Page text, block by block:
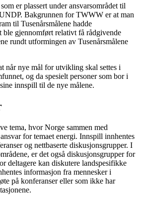
er plassert under ansvarsområdet til
Bakgrunnen for TWWW er at man
til Tusenårsmålene hadde
ble gjennomført relativt få rådgivende
rundt utformingen av Tusenårsmålene
når nye mål for utvikling skal settes i
og da spesielt personer som bor i
innspill til de nye målene.
tema, hvor Norge sammen med
for temaet energi. Innspill innhentes
og nettbaserte diskusjonsgrupper. I
er det også diskusjonsgrupper for
deltagere kan diskutere landspesifikke
informasjon fra mennesker i
på konferanser eller som ikke har